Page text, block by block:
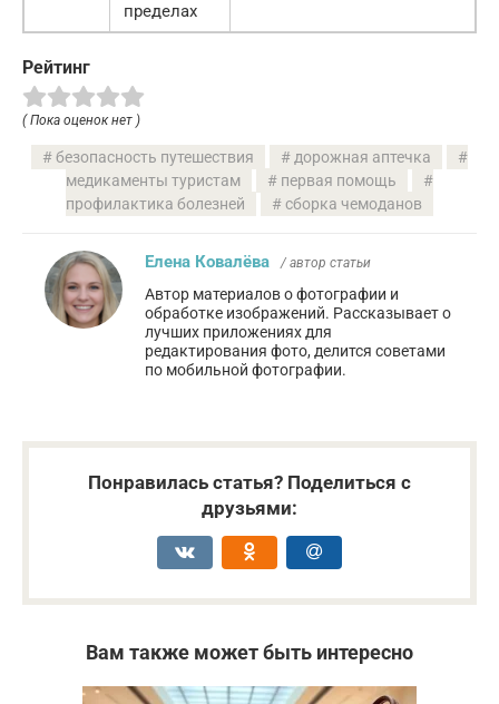
пределах
Рейтинг
( Пока оценок нет )
безопасность путешествия
дорожная аптечка
медикаменты туристам
первая помощь
профилактика болезней
сборка чемоданов
Елена Ковалёва / автор статьи
Автор материалов о фотографии и
обработке изображений. Рассказывает о
лучших приложениях для
редактирования фото, делится советами
по мобильной фотографии.
Понравилась статья? Поделиться с
друзьями:
Вам также может быть интересно